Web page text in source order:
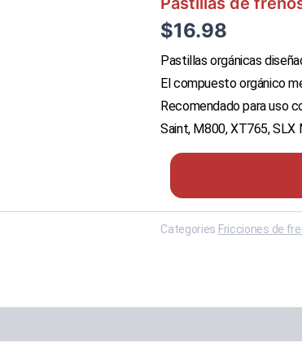
$16.98
Pastillas orgánicas
El compuesto orgánico
Recomendado para uso
Saint, M800, XT765, SLX
Categories Fricciones de